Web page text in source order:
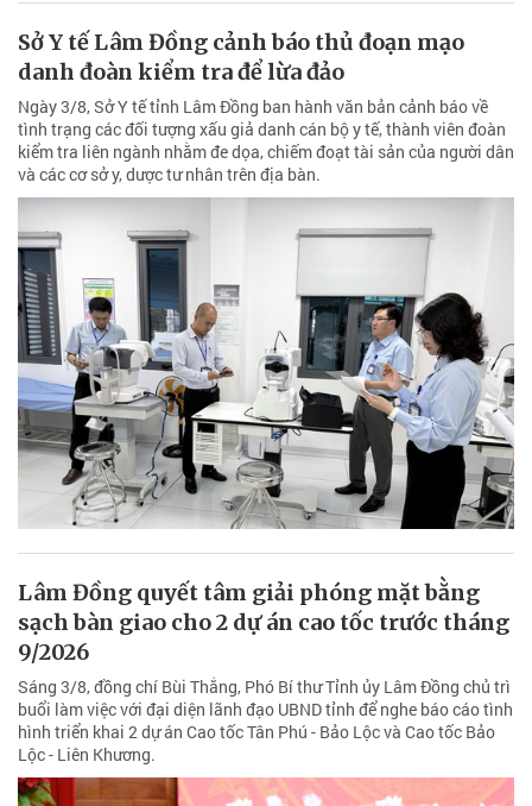
Sở Y tế Lâm Đồng cảnh báo thủ đoạn mạo
danh đoàn kiểm tra để lừa đảo
Ngày 3/8, Sở Y tế tỉnh Lâm Đồng ban hành văn bản cảnh báo về
tình trạng các đối tượng xấu giả danh cán bộ y tế, thành viên đoàn
kiểm tra liên ngành nhằm đe dọa, chiếm đoạt tài sản của người dân
và các cơ sở y, dược tư nhân trên địa bàn.
Lâm Đồng quyết tâm giải phóng mặt bằng
sạch bàn giao cho 2 dự án cao tốc trước tháng
9/2026
Sáng 3/8, đồng chí Bùi Thắng, Phó Bí thư Tỉnh ủy Lâm Đồng chủ trì
buổi làm việc với đại diện lãnh đạo UBND tỉnh để nghe báo cáo tình
hình triển khai 2 dự án Cao tốc Tân Phú - Bảo Lộc và Cao tốc Bảo
Lộc - Liên Khương.